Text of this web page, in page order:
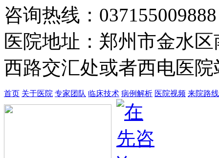
于郑州第四军医… 【详情】
咨询热线：037155009888
医院地址：郑州市金水
西路交汇处或者西电医
首页 关于医院 专家团队 临床技术 病例解析 医院视频 来院路线